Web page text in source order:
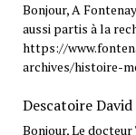
Bonjour, A
aussi partis à la
https://
archives/histoire-
Descatoire David
Bonjour, Le docteur